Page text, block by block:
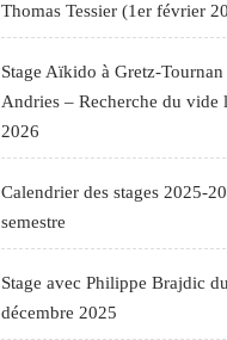
Thomas Tessier (1er février
Stage Aïkido à Gretz-Tournan
Andries – Recherche du vide
2026
Calendrier des stages 2025-
semestre
Stage avec Philippe Brajdic
décembre 2025